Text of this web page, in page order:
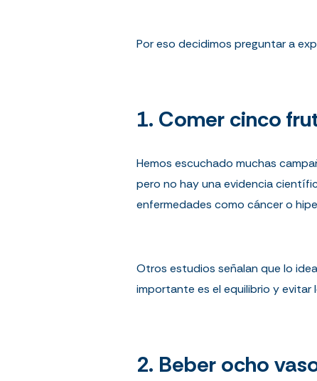
Por eso decidimos preguntar a
1. Comer cinco
Hemos escuchado muchas
pero no hay una evidencia
enfermedades como cáncer o
Otros estudios señalan que lo
importante es el equilibrio y evitar
2. Beber ocho